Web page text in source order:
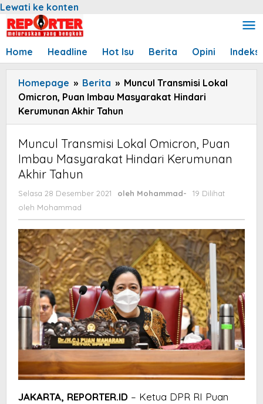
Lewati ke konten
Home Headline Hot Isu Berita Opini Indeks
Homepage » Berita » Muncul Transmisi Lokal
Omicron, Puan Imbau Masyarakat Hindari
Kerumunan Akhir Tahun
Muncul Transmisi Lokal Omicron, Puan
Imbau Masyarakat Hindari Kerumunan
Akhir Tahun
Selasa 28 Desember 2021 oleh Mohammad-
19 Dilihat
oleh Mohammad
JAKARTA, REPORTER.ID – Ketua DPR RI Puan